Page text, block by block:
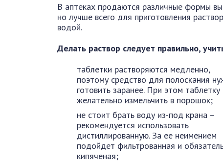
В аптеках продаются различные формы
но лучше всего для приготовления
водой.
Делать раствор следует правильно,
таблетки растворяются медленно,
поэтому средство для полоскания
готовить заранее. При этом таблетку
желательно измельчить в порошок;
не стоит брать воду из-под крана –
рекомендуется использовать
дистиллированную. За ее неимением
подойдет фильтрованная и
кипяченая;